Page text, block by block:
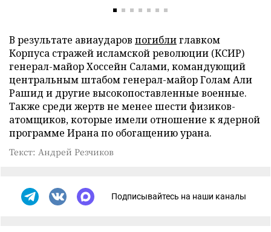
В результате авиаударов погиблиглавком
Корпуса стражей исламской революции (КСИР)
генерал-майор Хоссейн Салами, командующий
центральным штабом генерал-майор Голам Али
Рашид и другие высокопоставленные военные.
Также среди жертв не менее шести физиков-
атомщиков, которые имели отношение к ядерной
программе Ирана по обогащению урана.
Текст: Андрей Резчиков
Подписывайтесь на наши каналы